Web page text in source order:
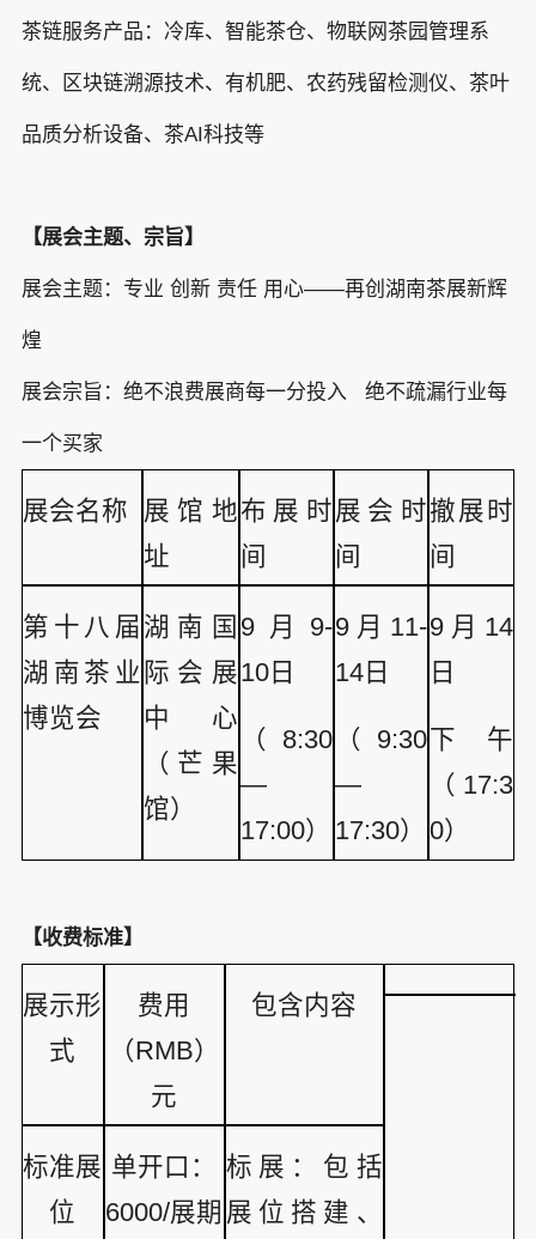
茶链服务产品：冷库、智能茶仓、物联网茶园管理系
统、区块链溯源技术、有机肥、农药残留检测仪、茶叶
品质分析设备、茶AI科技等
【展会主题、宗旨】
展会主题：专业 创新 责任 用心——再创湖南茶展新辉
煌
展会宗旨：绝不浪费展商每一分投入 绝不疏漏行业每
一个买家
展会名称
展馆地
址
布展时
间
展会时
间
撤展时
间
第十八届
湖南茶业
博览会
湖南国
际会展
中心
（芒果
馆）
9月9-
10日
（8:30
—
17:00）
9月11-
14日
（9:30
—
17:30）
9月14
日
下午
（17:3
0）
【收费标准】
展示形
式
费用
（RMB）
元
包含内容
标准展
位
单开口：
6000/展期
标展：包括
展位搭建、